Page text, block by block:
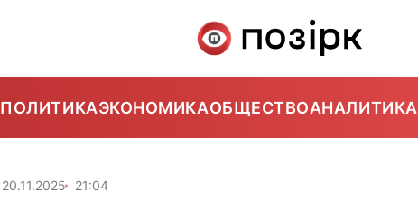
ПОЛИТИКАЭКОНОМИКАОБЩЕСТВОАНАЛИТИКА
20.11.2025 21:04